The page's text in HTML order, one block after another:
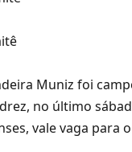
Muniz foi
no último
vale vaga para